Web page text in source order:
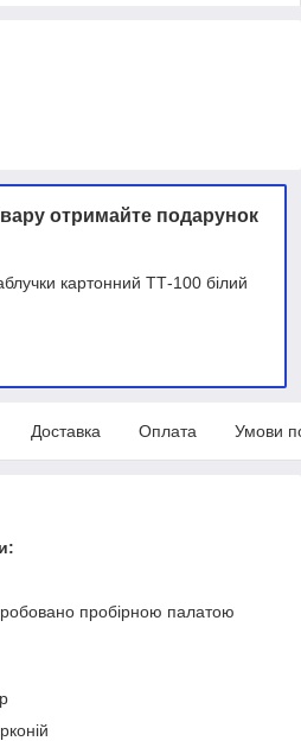
отримайте подарунок
картонний ТТ-100 білий
Доставка Оплата Умови
пробірною палатою